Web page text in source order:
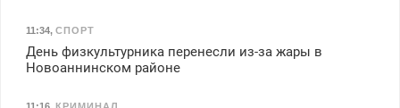
11:34, СПОРТ
День физкультурника перенесли из-за жары в
Новоаннинском районе